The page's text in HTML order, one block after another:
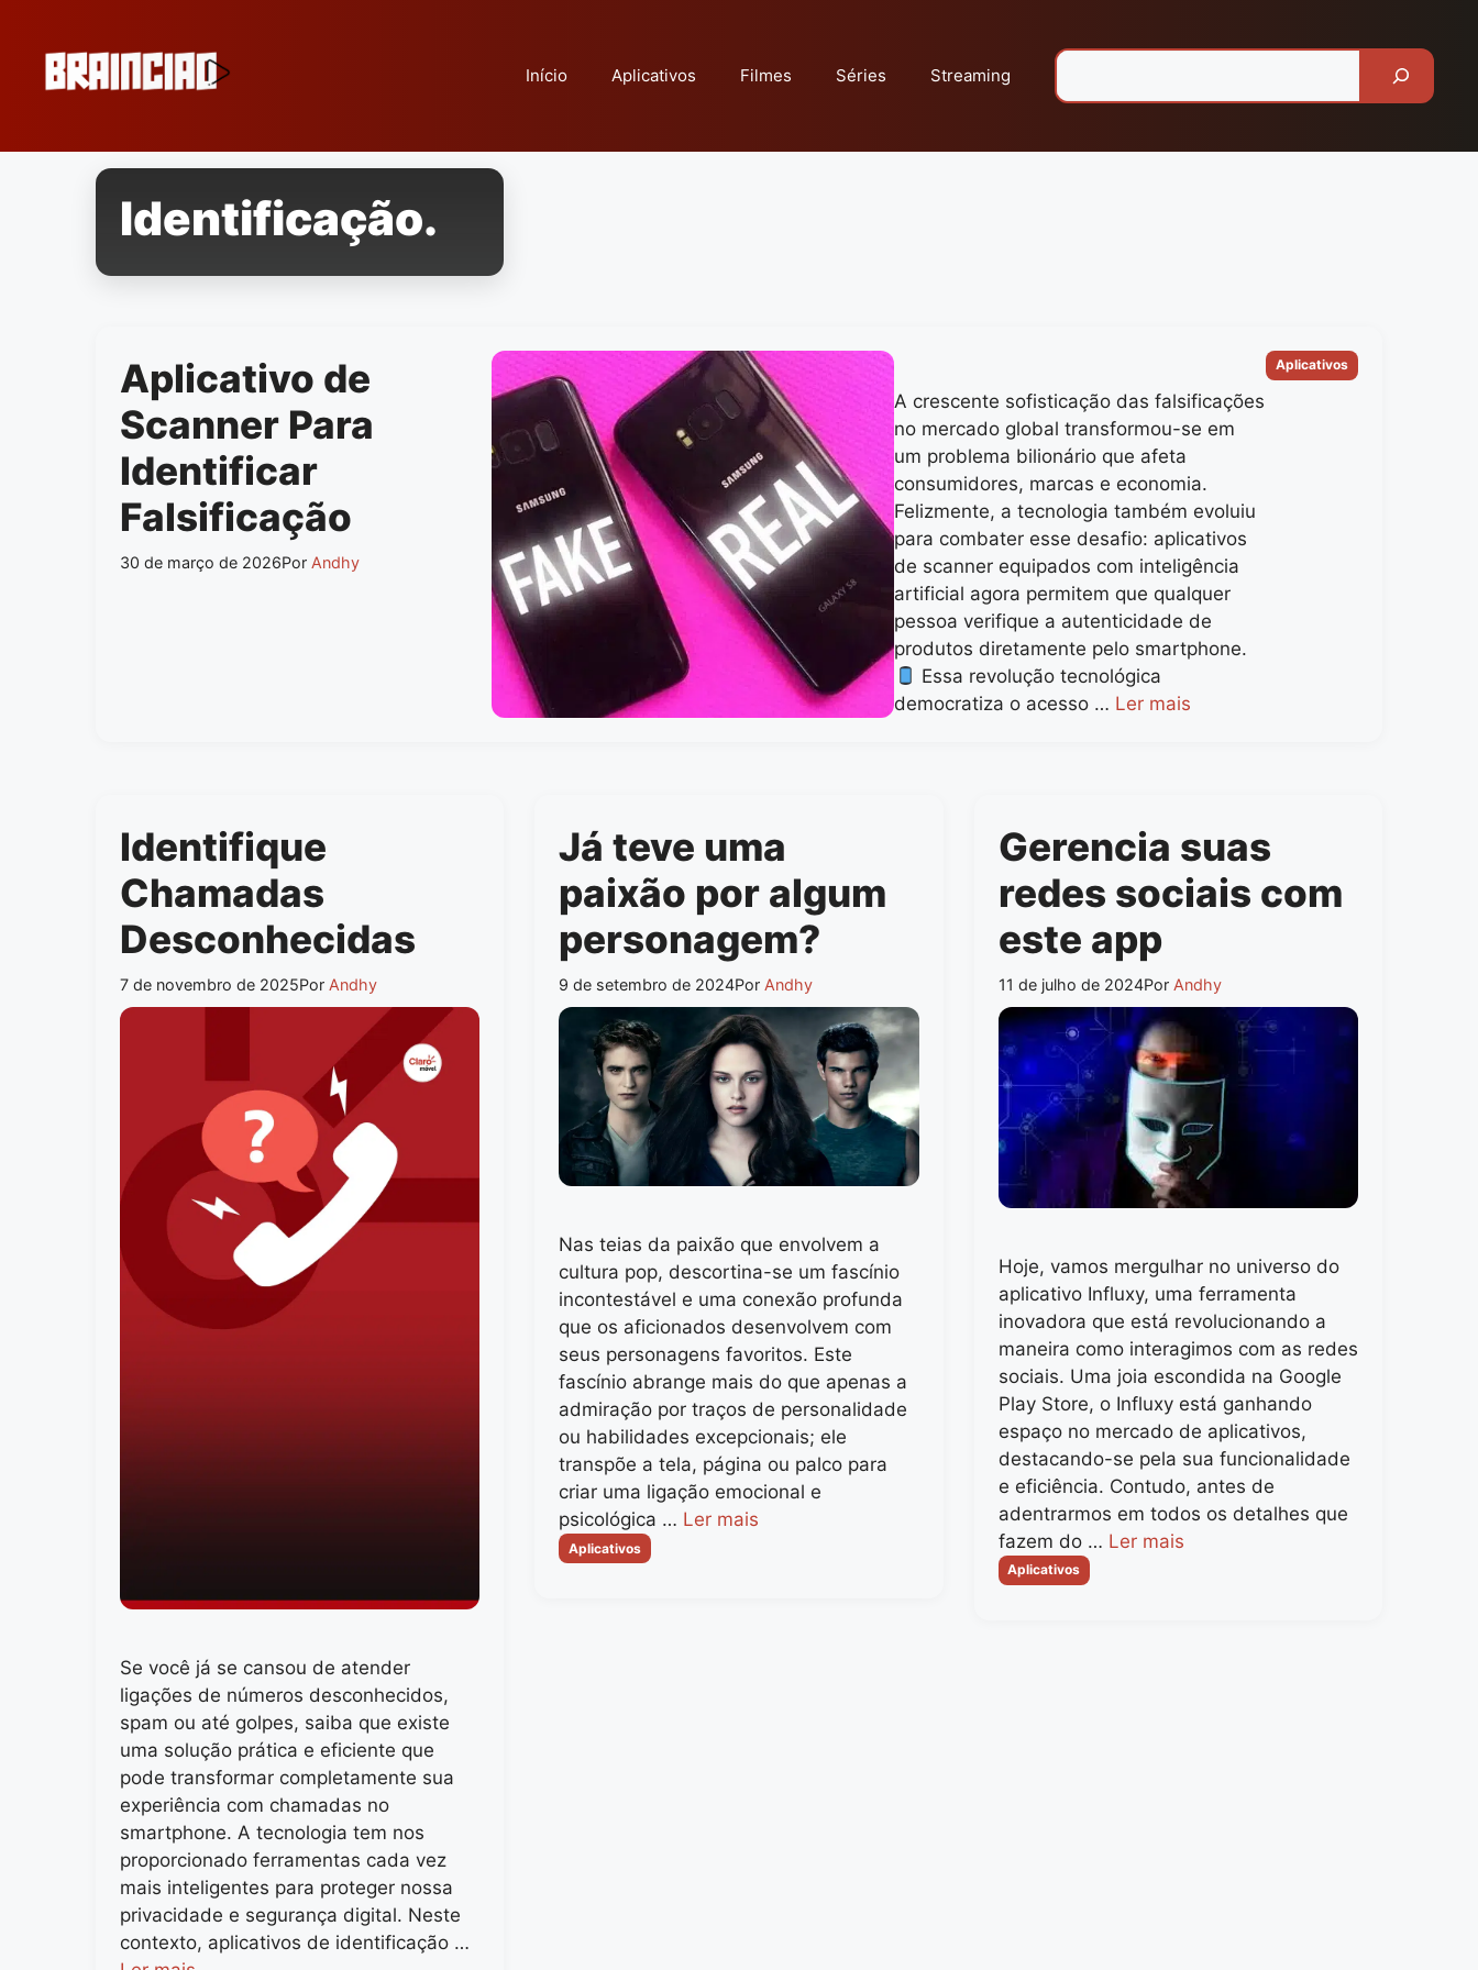
conteúdo
Início Aplicativos Filmes Séries Streaming
Identificação.
Aplicativo de
Scanner Para
Identificar
Falsificação
30 de março de 2026Por Andhy
A crescente sofisticação das falsificações
no mercado global transformou-se em
um problema bilionário que afeta
consumidores, marcas e economia.
Felizmente, a tecnologia também evoluiu
para combater esse desafio: aplicativos
de scanner equipados com inteligência
artificial agora permitem que qualquer
pessoa verifique a autenticidade de
produtos diretamente pelo smartphone.
Essa revolução tecnológica
democratiza o acesso … Ler mais
Categorias
Aplicativos
Identifique
Chamadas
Desconhecidas
7 de novembro de 2025Por Andhy
Se você já se cansou de atender
ligações de números desconhecidos,
spam ou até golpes, saiba que existe
uma solução prática e eficiente que
pode transformar completamente sua
experiência com chamadas no
smartphone. A tecnologia tem nos
proporcionado ferramentas cada vez
mais inteligentes para proteger nossa
privacidade e segurança digital. Neste
contexto, aplicativos de identificação …
Já teve uma
paixão por algum
personagem?
9 de setembro de 2024Por Andhy
Nas teias da paixão que envolvem a
cultura pop, descortina-se um fascínio
incontestável e uma conexão profunda
que os aficionados desenvolvem com
seus personagens favoritos. Este
fascínio abrange mais do que apenas a
admiração por traços de personalidade
ou habilidades excepcionais; ele
transpõe a tela, página ou palco para
criar uma ligação emocional e
psicológica … Ler mais
Categorias
Aplicativos
Gerencia suas
redes sociais com
este app
11 de julho de 2024Por Andhy
Hoje, vamos mergulhar no universo do
aplicativo Influxy, uma ferramenta
inovadora que está revolucionando a
maneira como interagimos com as redes
sociais. Uma joia escondida na Google
Play Store, o Influxy está ganhando
espaço no mercado de aplicativos,
destacando-se pela sua funcionalidade
e eficiência. Contudo, antes de
adentrarmos em todos os detalhes que
fazem do … Ler mais
Categorias
Aplicativos